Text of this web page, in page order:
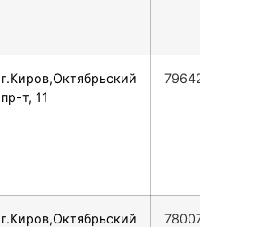
г.Киров,Октябрьский
пр-т, 11
г.Киров,Октябрьский
78007753553